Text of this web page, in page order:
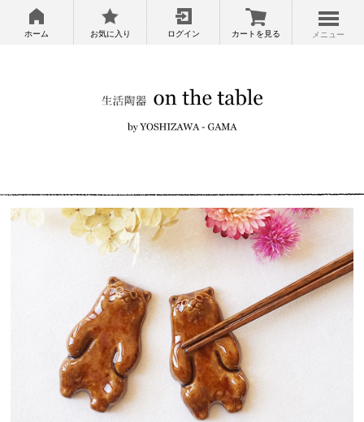
ホーム お気に入り ログイン カートを見る メニュー